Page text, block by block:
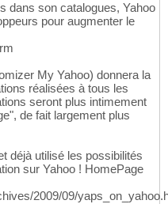
dans son catalogues, Yahoo
pour augmenter le
My Yahoo) donnera la
réalisées à tous les
seront plus intimement
de fait largement plus
déjà utilisé les possibilités
sur Yahoo ! HomePage
2009/09/